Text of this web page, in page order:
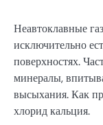
Неавтоклавные
исключительно
поверхностях.
минералы,
высыхания. Как
хлорид кальция.